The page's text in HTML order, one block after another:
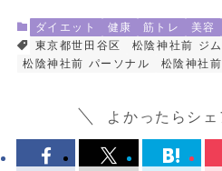
ダイエット 健康 筋トレ 美容
東京都世田谷区
松陰神社前 ジム
松陰神社前 パーソナル
松陰神社
よかったらシェ